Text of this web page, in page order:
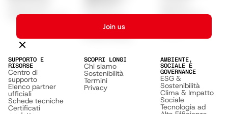
Join us
Installatori EcoLife Commerciali
Hi-MO X10
Hi-MO S10
Hi-MO X6 Max
Soluzioni GSE
SUPPORTO E
RISORSE
Centro di
supporto
Elenco partner
ufficiali
Schede tecniche
Certificati
SCOPRI LONGI
Chi siamo
Sostenibilità
Termini
Privacy
AMBIENTE,
SOCIALE E
GOVERNANCE
ESG &
Sostenibilità
Clima & Impatto
Sociale
Tecnologia ad